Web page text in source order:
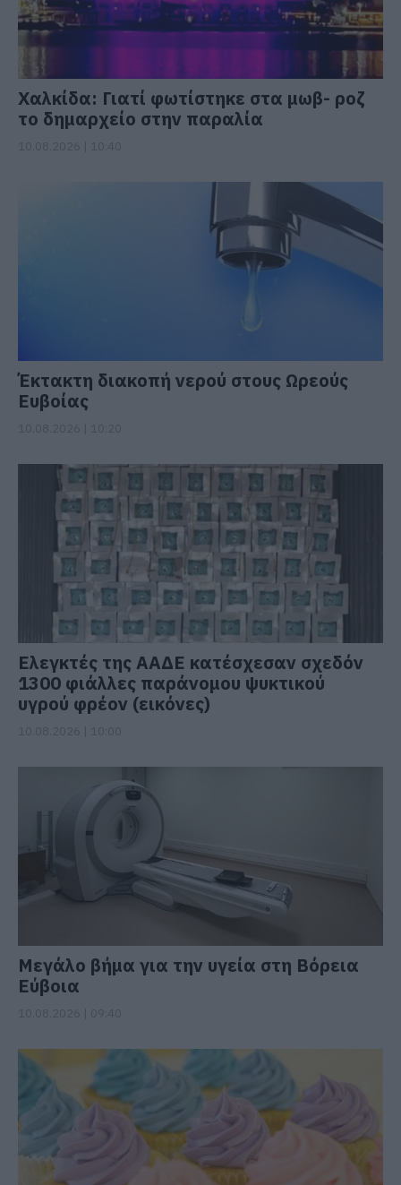
Χαλκίδα: Γιατί φωτίστηκε στα μωβ- ροζ
το δημαρχείο στην παραλία
Έκτακτη διακοπή νερού στους Ωρεούς
Ευβοίας
Ελεγκτές της ΑΑΔΕ κατέσχεσαν σχεδόν
1300 φιάλλες παράνομου ψυκτικού
υγρού φρέον (εικόνες)
Μεγάλο βήμα για την υγεία στη Βόρεια
Εύβοια